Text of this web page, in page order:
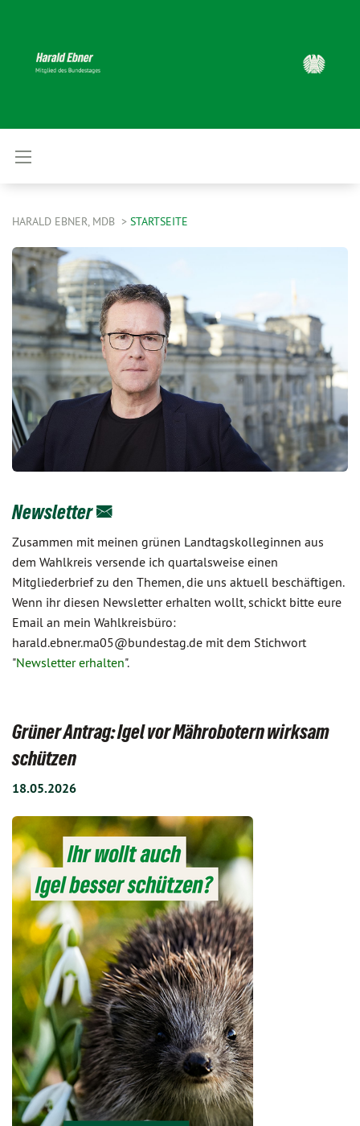
HARALD EBNER, MDB STARTSEITE
Newsletter
Zusammen mit meinen grünen Landtagskolleginnen aus
dem Wahlkreis versende ich quartalsweise einen
Mitgliederbrief zu den Themen, die uns aktuell beschäftigen.
Wenn ihr diesen Newsletter erhalten wollt, schickt bitte eure
Email an mein Wahlkreisbüro:
harald.ebner.ma05@bundestag.de mit dem Stichwort
"Newsletter erhalten".
Grüner Antrag: Igel vor Mährobotern wirksam
schützen
18.05.2026